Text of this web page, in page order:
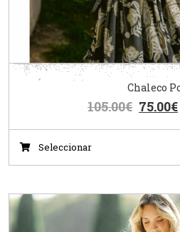
Chaleco
105.00€ 75.00€
Seleccionar